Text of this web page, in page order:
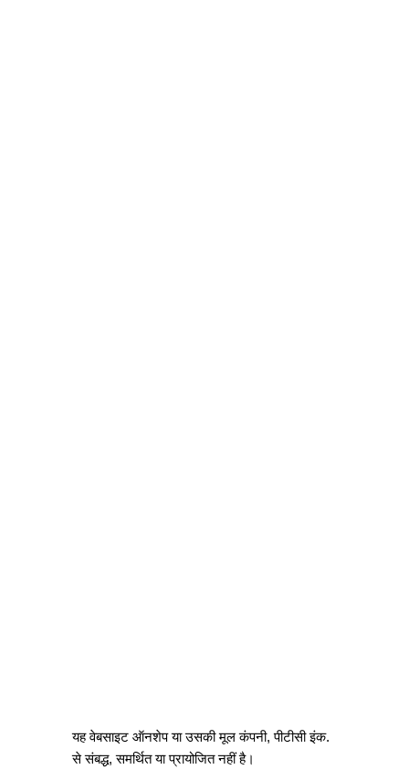
यह वेबसाइट ऑनशेप या उसकी मूल कंपनी, पीटीसी इंक.
से संबद्ध, समर्थित या प्रायोजित नहीं है।